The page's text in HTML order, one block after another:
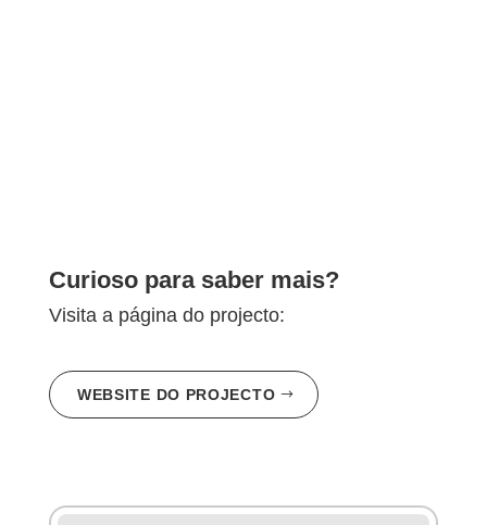
Curioso para saber mais?
Visita a página do projecto:
WEBSITE DO PROJECTO